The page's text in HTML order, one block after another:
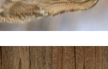
KONTAKT